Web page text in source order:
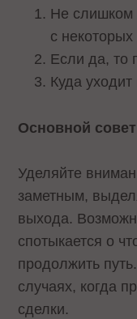
Не слишком
с некоторых
Если да, то
Куда
Основной
Уделяйте
заметным,
выхода.
спотыкается о
продолжить
случаях, когда
сделки.